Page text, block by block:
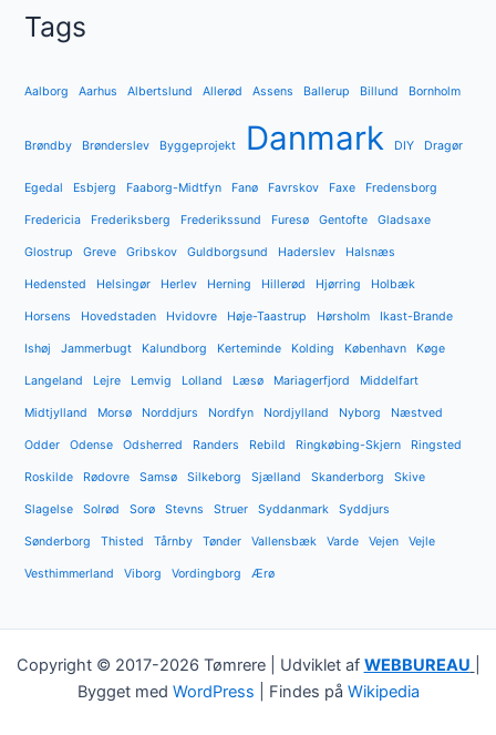
Tags
Aalborg Aarhus Albertslund Allerød Assens Ballerup Billund Bornholm
Brøndby Brønderslev Byggeprojekt Danmark DIY Dragør
Egedal Esbjerg Faaborg-Midtfyn Fanø Favrskov Faxe Fredensborg
Fredericia Frederiksberg Frederikssund Furesø Gentofte Gladsaxe
Glostrup Greve Gribskov Guldborgsund Haderslev Halsnæs
Hedensted Helsingør Herlev Herning Hillerød Hjørring Holbæk
Horsens Hovedstaden Hvidovre Høje-Taastrup Hørsholm Ikast-Brande
Ishøj Jammerbugt Kalundborg Kerteminde Kolding København Køge
Langeland Lejre Lemvig Lolland Læsø Mariagerfjord Middelfart
Midtjylland Morsø Norddjurs Nordfyn Nordjylland Nyborg Næstved
Odder Odense Odsherred Randers Rebild Ringkøbing-Skjern Ringsted
Roskilde Rødovre Samsø Silkeborg Sjælland Skanderborg Skive
Slagelse Solrød Sorø Stevns Struer Syddanmark Syddjurs
Sønderborg Thisted Tårnby Tønder Vallensbæk Varde Vejen Vejle
Vesthimmerland Viborg Vordingborg Ærø
Copyright © 2017-2026 Tømrere | Udviklet af WEBBUREAU
Bygget med WordPress | Findes på Wikipedia